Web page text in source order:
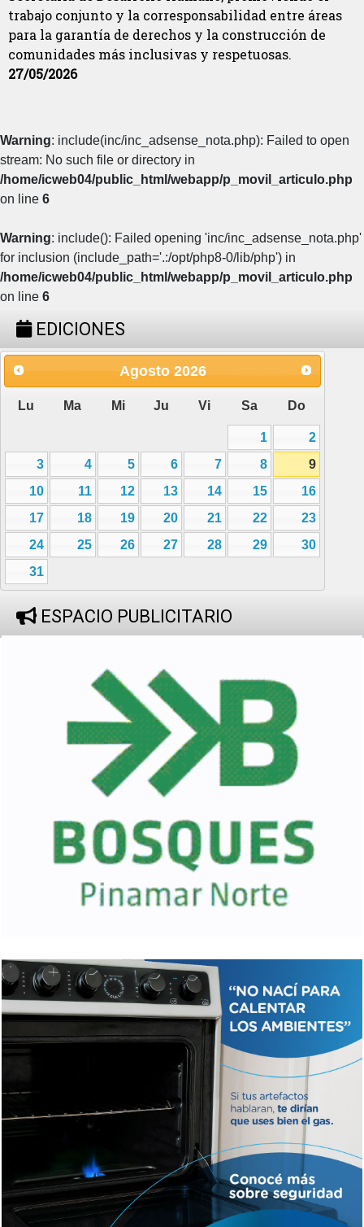
trabajo conjunto y la corresponsabilidad entre áreas
para la garantía de derechos y la construcción de
comunidades más inclusivas y respetuosas.
27/05/2026
Warning: include(inc/inc_adsense_nota.php): Failed to open
stream: No such file or directory in
/home/icweb04/public_html/webapp/p_movil_articulo.php
on line 6
Warning: include(): Failed opening 'inc/inc_adsense_nota.php'
for inclusion (include_path='.:/opt/php8-0/lib/php') in
/home/icweb04/public_html/webapp/p_movil_articulo.php
on line 6
EDICIONES
Agosto 2026
Lu Ma Mi Ju Vi Sa Do
1
2
3
4 5 6 7 8
9
10
11 12 13 14 15
16
17
18 19 20 21 22
23
24
25 26 27 28 29
30
31
ESPACIO PUBLICITARIO